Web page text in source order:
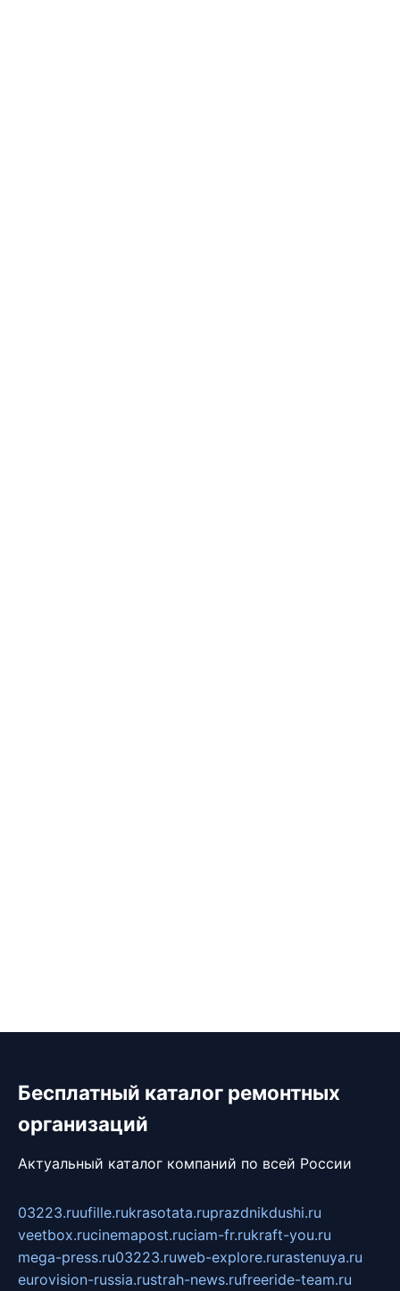
Бесплатный каталог ремонтных
организаций
Актуальный каталог компаний по всей России
03223.ruufille.rukrasotata.ruprazdnikdushi.ru
veetbox.rucinemapost.ruciam-fr.rukraft-you.ru
mega-press.ru03223.ruweb-explore.rurastenuya.ru
eurovision-russia.rustrah-news.rufreeride-team.ru